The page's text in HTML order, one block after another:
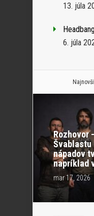
13. júla
6. júla
Rozhovor
nápadov
napríklad
mar 17, 2026